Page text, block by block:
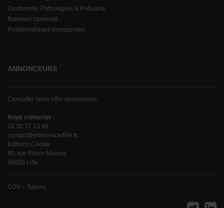
Conformité, Pathologies & Polluants
Batiment connecté
Problématiques émergentes
ANNONCEURS
Consulter notre offre annonceurs
Nous contacter :
03 20 37 13 89
contact@editionscedille.fr
Editions Cédille
90, rue Pierre Mauroy
59000 Lille
CGV – Salons